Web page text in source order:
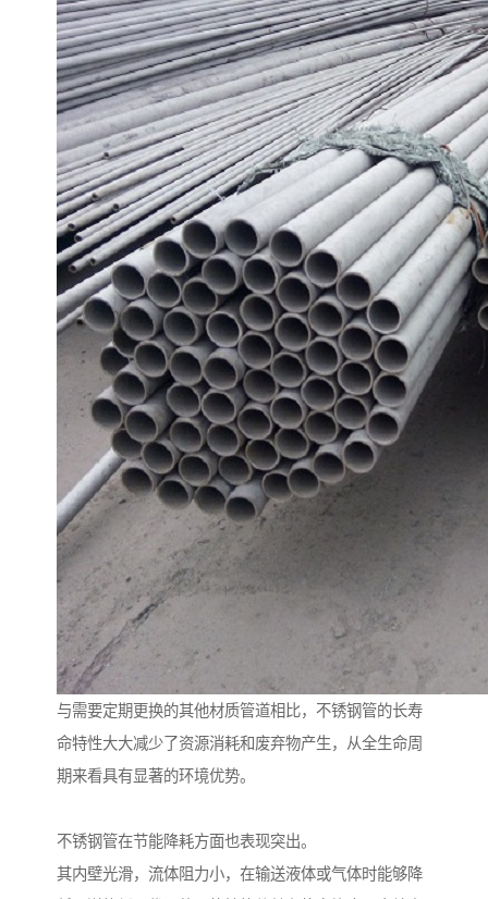
与需要定期更换的其他材质管道相比，不锈钢管的长寿
命特性大大减少了资源消耗和废弃物产生，从全生命周
期来看具有显著的环境优势。
不锈钢管在节能降耗方面也表现突出。
其内壁光滑，流体阻力小，在输送液体或气体时能够降